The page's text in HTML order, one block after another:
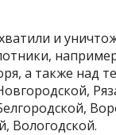
и
а также над
Вологодской.